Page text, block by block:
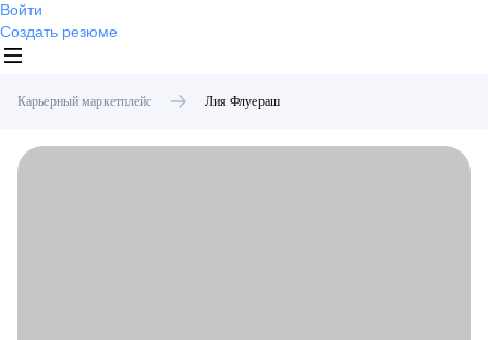
Войти
Создать резюме
Карьерный маркетплейс Лия Флуераш